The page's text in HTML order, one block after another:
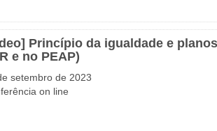
Princípio da igualdade e
e no PEAP)
setembro de 2023
on line